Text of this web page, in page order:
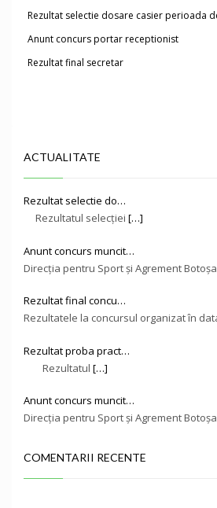
Rezultat selectie dosare casier perioada
Anunt concurs portar receptionist
Rezultat final secretar
ACTUALITATE
Rezultat selectie do…
Rezultatul selecției […]
Anunt concurs muncit…
Direcţia pentru Sport și Agrement
Rezultat final concu…
Rezultatele la concursul organizat în
Rezultat proba pract…
Rezultatul […]
Anunt concurs muncit…
Direcţia pentru Sport și Agrement
COMENTARII RECENTE